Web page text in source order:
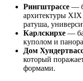
Рингштрассе —
архитектуры XIX
ратуша,
Карлскирхе —
куполом и
Дом
который
формами.